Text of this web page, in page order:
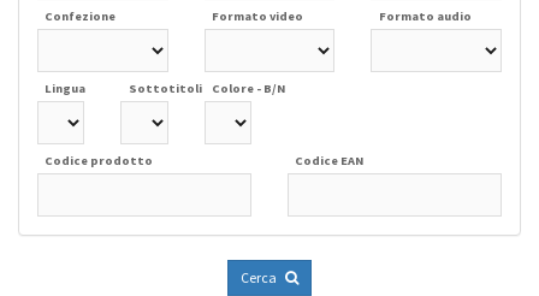
Confezione Formato video Formato audio
Lingua Sottotitoli Colore - B/N
Codice prodotto Codice EAN
Cerca